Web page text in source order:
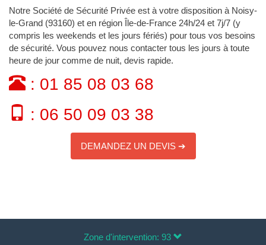
Notre Société de Sécurité Privée est à votre disposition à Noisy-
le-Grand (93160) et en région Île-de-France 24h/24 et 7j/7 (y
compris les weekends et les jours fériés) pour tous vos besoins
de sécurité. Vous pouvez nous contacter tous les jours à toute
heure de jour comme de nuit, devis rapide.
: 01 85 08 03 68
: 06 50 09 03 38
DEMANDEZ UN DEVIS ➔
Zone d'intervention: 93